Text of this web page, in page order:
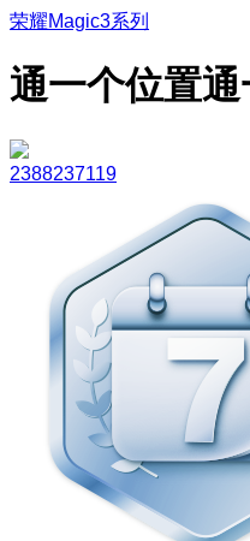
荣耀Magic3系列
通一个位置
2388237119